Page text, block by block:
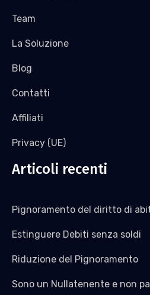
Team
La Soluzione
Blog
Contatti
Affiliati
Privacy (UE)
Articoli recenti
Pignoramento del diritto di
Estinguere Debiti senza soldi
Riduzione del Pignoramento
Sono un Nullatenente e non